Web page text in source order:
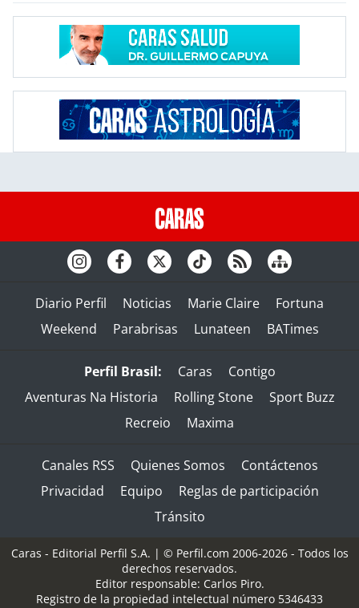
Diario Perfil Noticias Marie Claire
Fortuna
Weekend
Parabrisas Lunateen BATimes
Perfil Brasil: Caras
Contigo
Aventuras Na Historia
Rolling Stone
Sport Buzz
Recreio
Maxima
Canales RSS Quienes Somos
Contáctenos
Privacidad
Equipo
Reglas de participación
Tránsito
Caras - Editorial Perfil S.A. | © Perfil.com 2006-2026 - Todos los
derechos reservados.
Editor responsable: Carlos Piro.
Registro de la propiedad intelectual número 5346433